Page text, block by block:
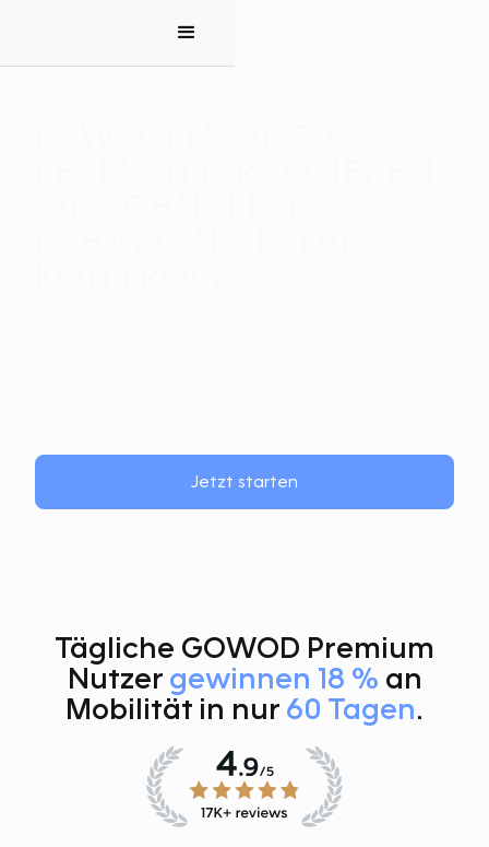
Jetzt starten
Tägliche GOWOD Premium
Nutzer gewinnen 18 % an
Mobilität in nur 60 Tagen.